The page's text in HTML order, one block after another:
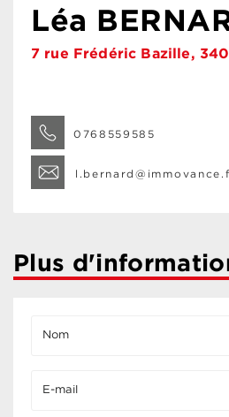
Léa
7 rue Frédéric Bazille,
0768559585
Plus